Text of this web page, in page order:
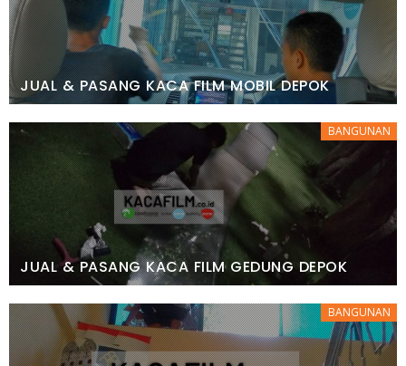
JUAL & PASANG KACA FILM MOBIL DEPOK
BANGUNAN
JUAL & PASANG KACA FILM GEDUNG DEPOK
BANGUNAN